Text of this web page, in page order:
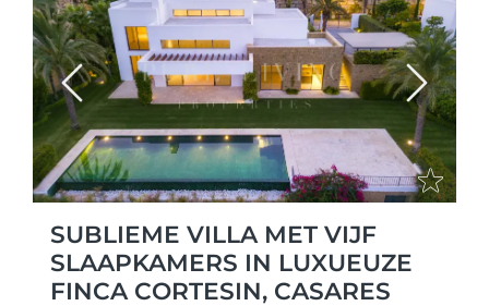
Previous Next
SUBLIEME VILLA MET VIJF
SLAAPKAMERS IN LUXUEUZE
FINCA CORTESIN, CASARES